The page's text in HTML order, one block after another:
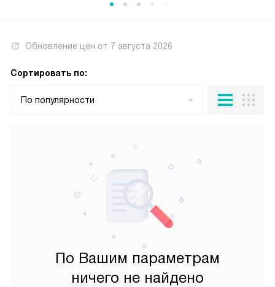
Обновление цен от 7 августа 2026
Сортировать по:
По популярности
По Вашим параметрам
ничего не найдено